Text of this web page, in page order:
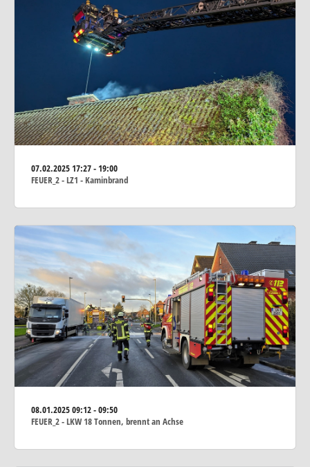
07.02.202517:27 - 19:00
FEUER_2 - LZ1 - Kaminbrand
08.01.202509:12 - 09:50
FEUER_2 - LKW 18 Tonnen, brennt an Achse